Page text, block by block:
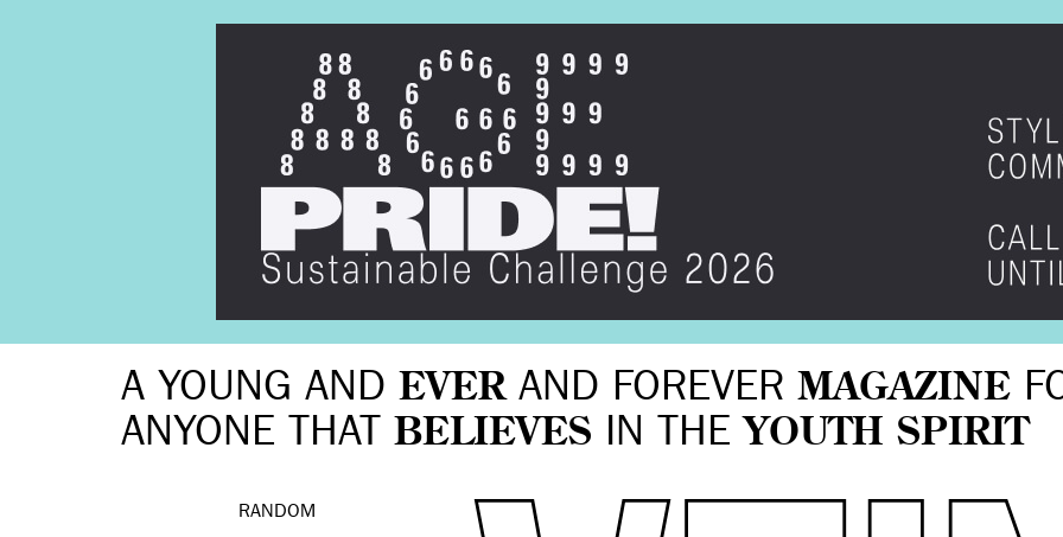
A YOUNG AND EVERAND FOREVER MAGAZINE
ANYONE THAT BELIEVES IN THE YOUTH SPIRIT
RANDOM